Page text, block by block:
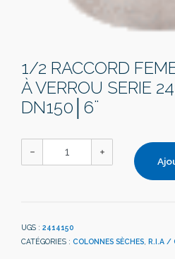
1/2 RACCORD
À VERROU SERIE
DN150│6¨
UGS : 2414150
CATÉGORIES : COLONNES SÈCHES R.I.A /